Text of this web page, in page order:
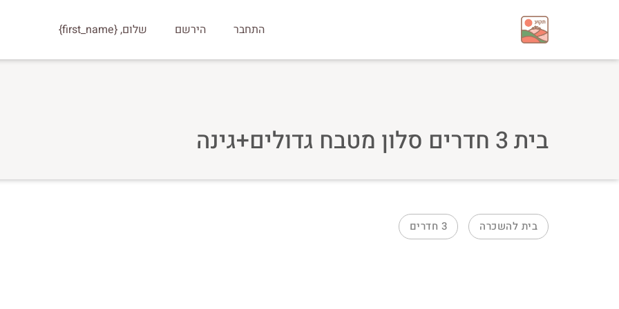
התחבר הירשם שלום, {first_name}
בית 3 חדרים סלון מטבח גדולים+גינה
בית להשכרה 3 חדרים